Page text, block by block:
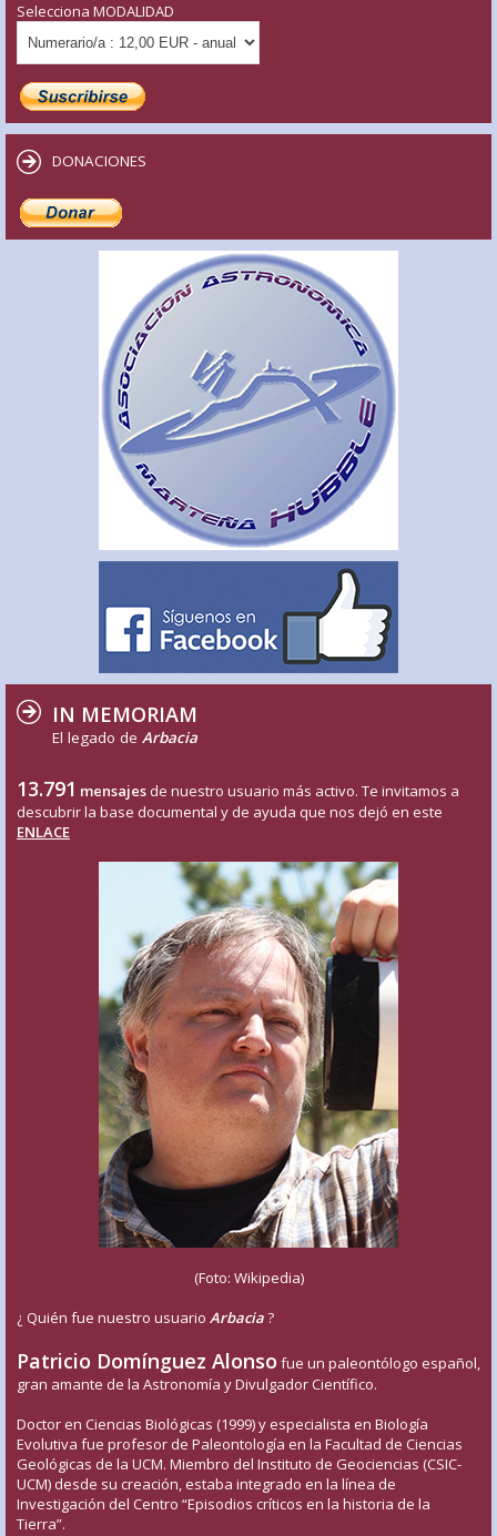
Selecciona MODALIDAD
DONACIONES
IN MEMORIAM
El legado de Arbacia
13.791 mensajes de nuestro usuario más activo. Te invitamos a
descubrir la base documental y de ayuda que nos dejó en este
ENLACE
(Foto: Wikipedia)
¿ Quién fue nuestro usuario Arbacia?
Patricio Domínguez Alonso fue un paleontólogo español,
gran amante de la Astronomía y Divulgador Científico.
Doctor en Ciencias Biológicas (1999) y especialista en Biología
Evolutiva fue profesor de Paleontología en la Facultad de Ciencias
Geológicas de la UCM. Miembro del Instituto de Geociencias (CSIC-
UCM) desde su creación, estaba integrado en la línea de
Investigación del Centro “Episodios críticos en la historia de la
Tierra”.